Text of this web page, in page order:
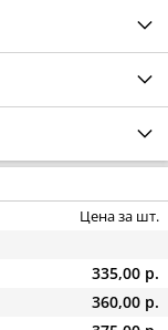
Цена за шт.
335,00 р.
360,00 р.